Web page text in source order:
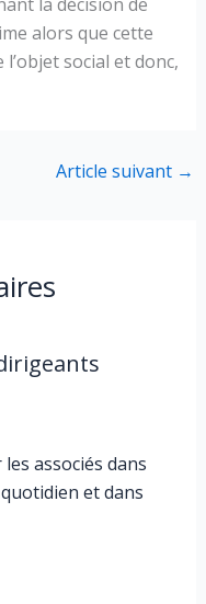
alors que cette
social et donc,
Article suivant →
associés dans
et dans